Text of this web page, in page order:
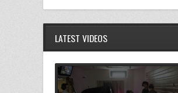
LATEST VIDEOS